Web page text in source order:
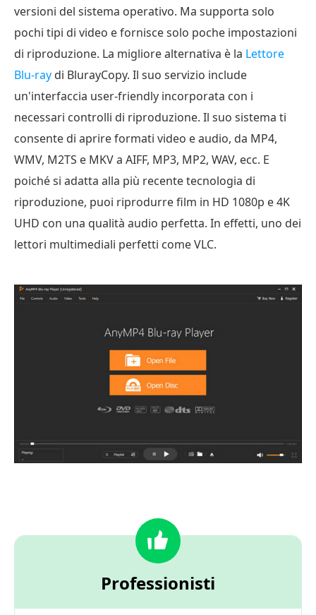
Parte
2.
Alternativa
VLC
Parte
a
VLC
per
Parte
Alternativa
Alternativa
Parte
Domande
versioni del sistema operativo. Ma supporta solo
pochi tipi di video e fornisce solo poche impostazioni
di riproduzione. La migliore alternativa è la Lettore
Blu-ray di BlurayCopy. Il suo servizio include
un'interfaccia user-friendly incorporata con i
necessari controlli di riproduzione. Il suo sistema ti
consente di aprire formati video e audio, da MP4,
WMV, M2TS e MKV a AIFF, MP3, MP2, WAV, ecc. E
poiché si adatta alla più recente tecnologia di
riproduzione, puoi riprodurre film in HD 1080p e 4K
UHD con una qualità audio perfetta. In effetti, uno dei
lettori multimediali perfetti come VLC.
Professionisti